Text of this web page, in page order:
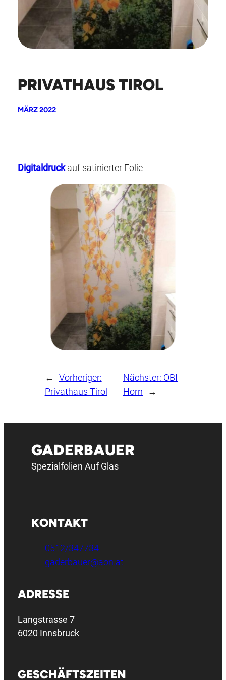
PRIVATHAUS TIROL
MÄRZ 2022
Digitaldruck auf satinierter Folie
←
Vorheriger:
Privathaus Tirol
Nächster: OBI
Horn
→
GADERBAUER
Spezialfolien Auf Glas
KONTAKT
0512/347734
gaderbauer@aon.at
ADRESSE
Langstrasse 7
6020 Innsbruck
GESCHÄFTSZEITEN